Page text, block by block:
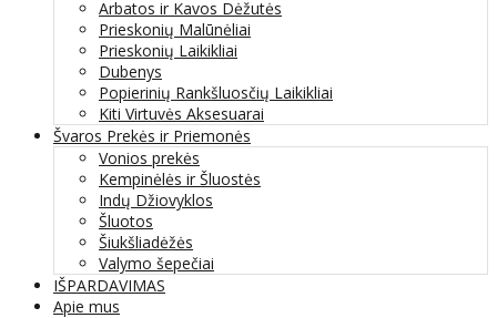
Arbatos ir Kavos Dėžutės
Prieskonių Malūnėliai
Prieskonių Laikikliai
Dubenys
Popierinių Rankšluosčių Laikikliai
Kiti Virtuvės Aksesuarai
Švaros Prekės ir Priemonės
Vonios prekės
Kempinėlės ir Šluostės
Indų Džiovyklos
Šluotos
Šiukšliadėžės
Valymo šepečiai
IŠPARDAVIMAS
Apie mus